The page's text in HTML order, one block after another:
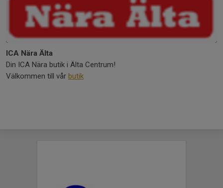
ICA Nära Älta
Din ICA Nära butik i Älta Centrum!
Välkommen till vår butik